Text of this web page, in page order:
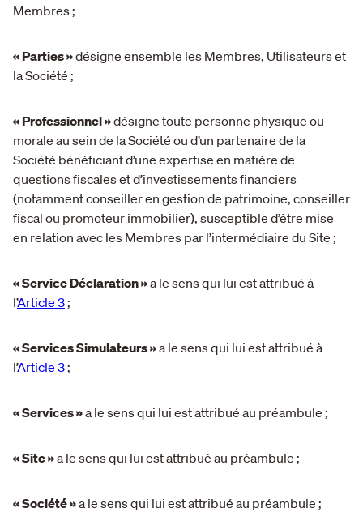
Membres ;
« Parties »désigne ensemble les Membres, Utilisateurs et
la Société ;
« Professionnel »désigne toute personne physique ou
morale au sein de la Société ou d’un partenaire de la
Société bénéficiant d’une expertise en matière de
questions fiscales et d’investissements financiers
(notamment conseiller en gestion de patrimoine, conseiller
fiscal ou promoteur immobilier), susceptible d’être mise
en relation avec les Membres par l’intermédiaire du Site ;
« Service Déclaration »a le sens qui lui est attribué à
l’Article 3;
« Services Simulateurs »a le sens qui lui est attribué à
l’Article 3;
« Services »a le sens qui lui est attribué au préambule ;
« Site »a le sens qui lui est attribué au préambule ;
« Société »a le sens qui lui est attribué au préambule ;